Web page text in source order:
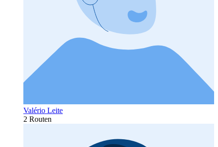
Valério Leite
2 Routen